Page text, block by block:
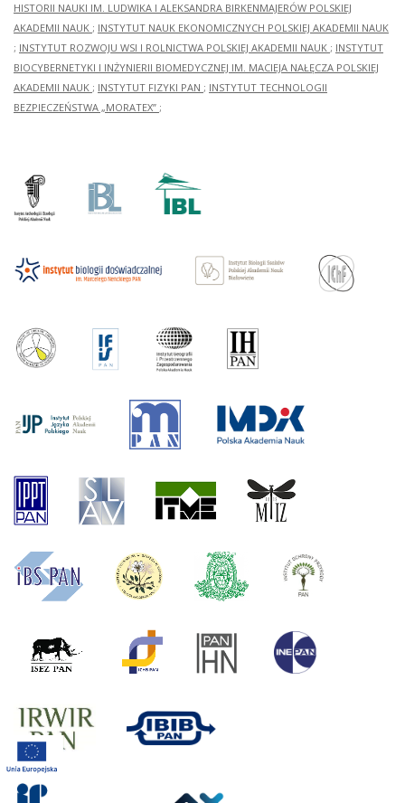
HISTORII NAUKI IM. LUDWIKA I ALEKSANDRA BIRKENMAJERÓW POLSKIEJ
AKADEMII NAUK ; INSTYTUT NAUK EKONOMICZNYCH POLSKIEJ AKADEMII NAUK
; INSTYTUT ROZWOJU WSI I ROLNICTWA POLSKIEJ AKADEMII NAUK ; INSTYTUT
BIOCYBERNETYKI I INŻYNIERII BIOMEDYCZNEJ IM. MACIEJA NAŁĘCZA POLSKIEJ
AKADEMII NAUK ; INSTYTUT FIZYKI PAN ; INSTYTUT TECHNOLOGII
BEZPIECZEŃSTWA „MORATEX” ;